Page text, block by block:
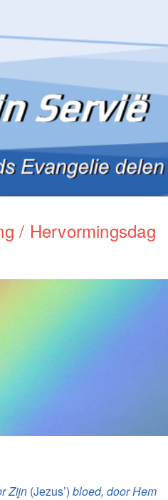
/ Hervormingsdag
Zijn (Jezus’) bloed, door Hem